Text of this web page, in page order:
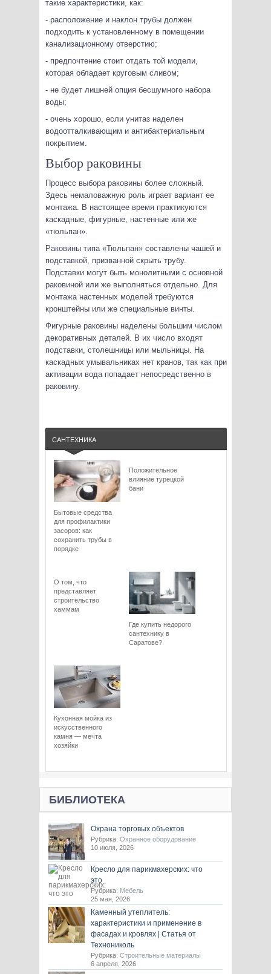
такие характеристики, как:
- расположение и наклон трубы должен
подходить к установленному в помещении
канализационному отверстию;
- предпочтение стоит отдать той модели,
которая обладает круговым сливом;
- не будет лишней опция бесшумного набора
воды;
- очень хорошо, если унитаз наделен
водоотталкивающим и антибактериальным
покрытием.
Выбор раковины
Процесс выбора раковины более сложный.
Здесь немаловажную роль играет вариант ее
монтажа. В настоящее время практикуются
каскадные, фигурные, настенные или же
«тюльпан».
Раковины типа «Тюльпан» составлены чашей и
подставкой, призванной скрыть трубу.
Подставки могут быть монолитными с основной
раковиной или же выполняться отдельно. Для
монтажа настенных моделей требуются
кронштейны или же специальные винты.
Фигурные раковины наделены большим числом
декоративных деталей. В их число входят
подставки, столешницы или мыльницы. На
каскадных умывальниках нет кранов, так как при
активации вода попадает непосредственно в
раковину.
САНТЕХНИКА
Бытовые средства
для профилактики
засоров: как
сохранить трубы в
порядке
Положительное
влияние турецкой
бани
О том, что
представляет
строительство
хаммам
Где купить недорого
сантехнику в
Саратове?
Кухонная мойка из
искусственного
камня — мечта
хозяйки
БИБЛИОТЕКА
Охрана торговых объектов
Рубрика: Охранное оборудование
10 июля, 2026
Кресло для парикмахерских: что
это
Рубрика: Мебель
25 мая, 2026
Каменный утеплитель:
характеристики и применение в
фасадах и кровлях | Статья от
Технониколь
Рубрика: Строительные материалы
6 апреля, 2026